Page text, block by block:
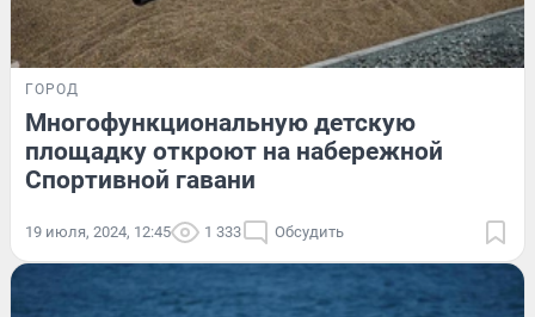
ГОРОД
Многофункциональную детскую
площадку откроют на набережной
Спортивной гавани
19 июля, 2024, 12:45 1 333 Обсудить